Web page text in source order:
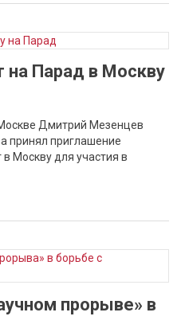
на Парад в Москву
Дмитрий Мезенцев
принял приглашение
в Москву для участия в
прорыве» в